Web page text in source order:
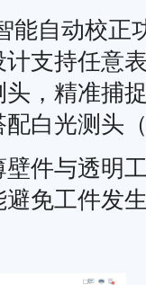
能自动校
支持任意
，精准捕
白光测头
件与透明
免工件发